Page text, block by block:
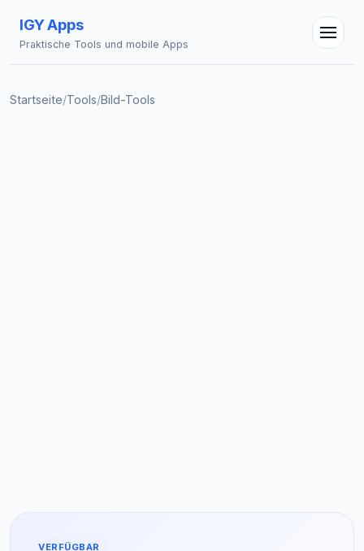
IGY Apps
Praktische Tools und mobile Apps
Startseite/Tools/Bild-Tools
VERFÜGBAR